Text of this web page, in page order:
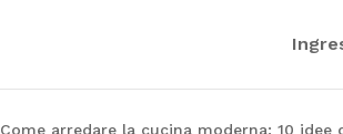
Come arredare la cucina moderna: 10 idee